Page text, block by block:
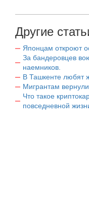
Другие
Японцам откроют
За бандеровцев
наемников.
В Ташкенте любят
Мигрантам
Что такое
повседневной